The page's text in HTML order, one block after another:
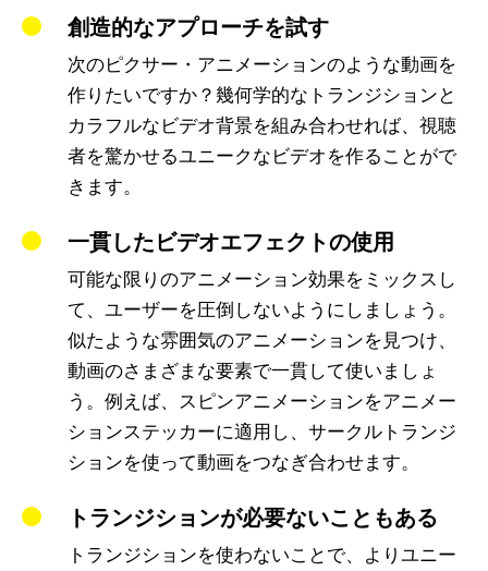
創造的なアプローチを試す
次のピクサー・アニメーションのような動画を
作りたいですか？幾何学的なトランジションと
カラフルなビデオ背景を組み合わせれば、視聴
者を驚かせるユニークなビデオを作ることがで
きます。
一貫したビデオエフェクトの使用
可能な限りのアニメーション効果をミックスし
て、ユーザーを圧倒しないようにしましょう。
似たような雰囲気のアニメーションを見つけ、
動画のさまざまな要素で一貫して使いましょ
う。例えば、スピンアニメーションをアニメー
ションステッカーに適用し、サークルトランジ
ションを使って動画をつなぎ合わせます。
トランジションが必要ないこともある
トランジションを使わないことで、よりユニー